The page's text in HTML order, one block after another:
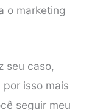
o marketing
seu caso,
isso mais
seguir meu